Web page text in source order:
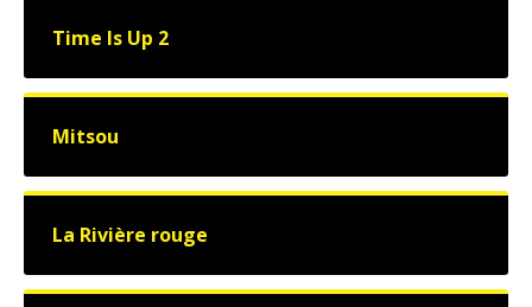
Time Is Up 2
Mitsou
La Rivière rouge